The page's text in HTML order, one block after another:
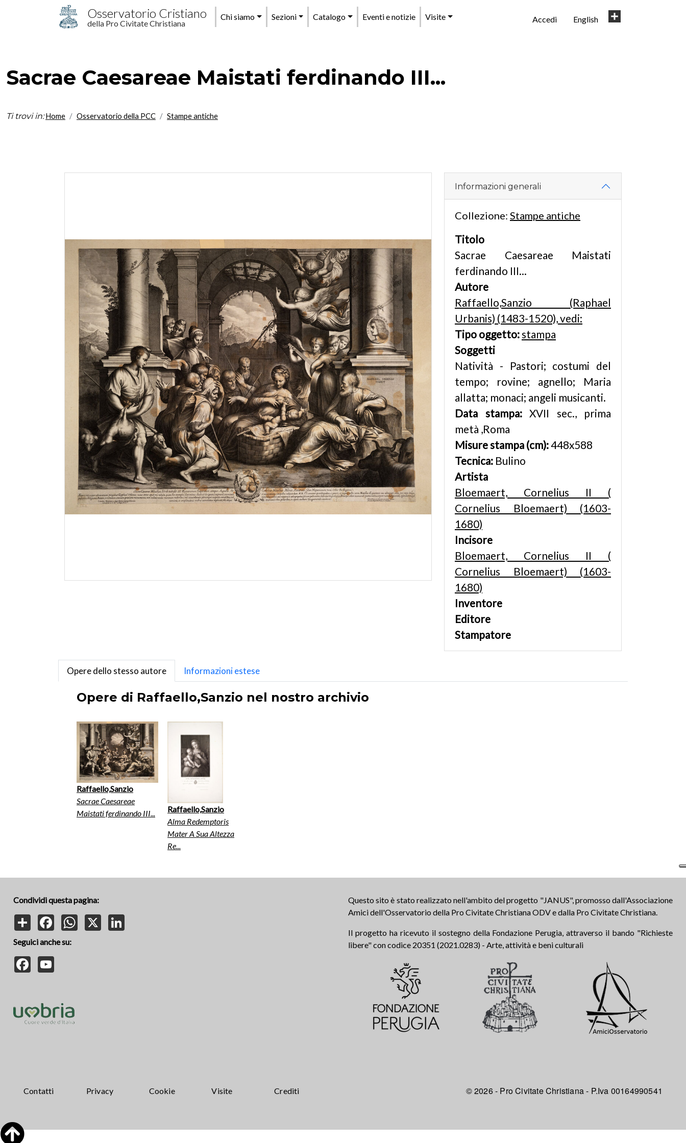
Salta al contenuto principale
Osservatorio Cristiano
della Pro Civitate Christiana
Menu
principale
Chi siamo Sezioni Catalogo Eventi e notizie Visite
User
Accedi English
Sacrae Caesareae Maistati ferdinando III...
Ti trovi in: Home Osservatorio della PCC Stampe antiche
Informazioni generali
Collezione: Stampe antiche
Titolo
Sacrae Caesareae Maistati
ferdinando III...
Autore
Raffaello,Sanzio (Raphael
Urbanis) (1483-1520), vedi:
Tipo oggetto:stampa
Soggetti
Natività - Pastori; costumi del
tempo; rovine; agnello; Maria
allatta; monaci; angeli musicanti.
Data stampa: XVII sec., prima
metà ,Roma
Misure stampa (cm):448x588
Tecnica: Bulino
Artista
Bloemaert, Cornelius II (
Cornelius Bloemaert) (1603-
1680)
Incisore
Bloemaert, Cornelius II (
Cornelius Bloemaert) (1603-
1680)
Inventore
Editore
Stampatore
Opere dello stesso autore Informazioni estese
Opere di Raffaello,Sanzio nel nostro archivio
Raffaello,Sanzio
Sacrae Caesareae
Maistati ferdinando III...
Raffaello,Sanzio
Alma Redemptoris
Mater A Sua Altezza
Re...
Condividi questa pagina:
Share
FacebookWhatsApp
Seguici anche su:
Facebook
Questo sito è stato realizzato nell'ambito del progetto "JANUS", promosso dall'Associazione
Amici dell'Osservatorio della Pro Civitate Christiana ODV e dalla Pro Civitate Christiana.
Il progetto ha ricevuto il sostegno della Fondazione Perugia, attraverso il bando "Richieste
libere" con codice 20351 (2021.0283) - Arte, attività e beni culturali
Contatti Privacy Cookie Visite Crediti © 2026 - Pro Civitate Christiana - P.Iva 00164990541